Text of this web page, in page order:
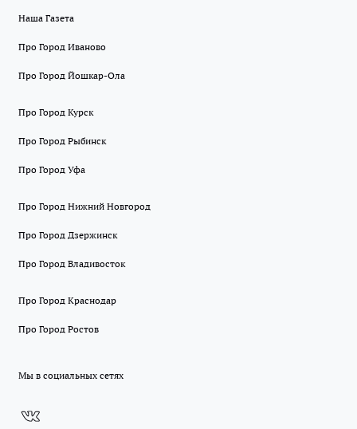
Наша Газета
Про Город Иваново
Про Город Йошкар-Ола
Про Город Курск
Про Город Рыбинск
Про Город Уфа
Про Город Нижний Новгород
Про Город Дзержинск
Про Город Владивосток
Про Город Краснодар
Про Город Ростов
Мы в социальных сетях